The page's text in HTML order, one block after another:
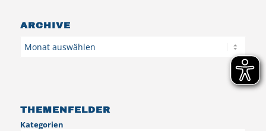
ARCHIVE
THEMENFELDER
Kategorien